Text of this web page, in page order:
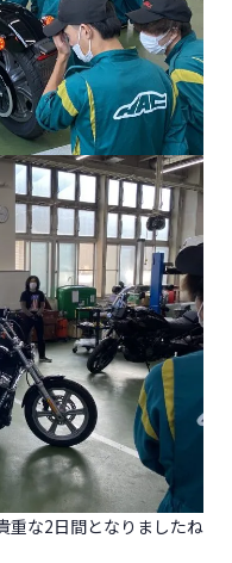
重な2日間となりましたね